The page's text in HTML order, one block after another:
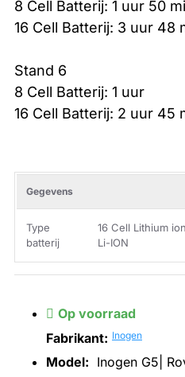
8 Cell Batterij: 1 uur 50
16 Cell Batterij: 3 uur 48
Stand 6
8 Cell Batterij: 1 uur
16 Cell Batterij: 2 uur 45
Gegevens
Type
batterij
16 Cell Lithium
Li-ION
Op voorraad
Fabrikant: Inogen
Model: Inogen G5|